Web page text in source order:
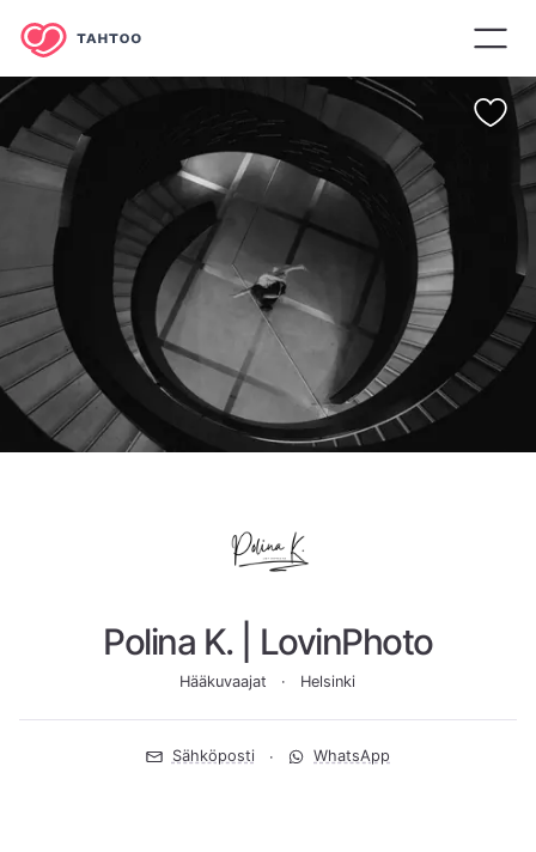
Polina K. | LovinPhoto
Hääkuvaajat Helsinki
Sähköposti WhatsApp